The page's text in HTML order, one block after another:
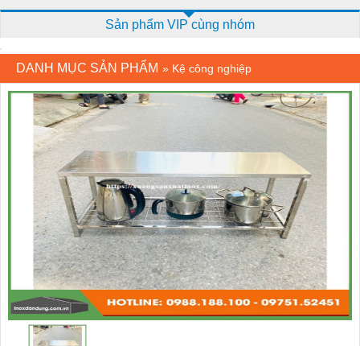
Sản phẩm VIP cùng nhóm
DANH MỤC SẢN PHẨM » Kệ công nghiệp